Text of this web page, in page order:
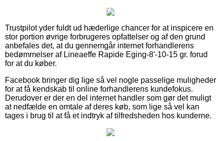
Trustpilot yder fuldt ud hæderlige chancer for at inspicere en
stor portion øvrige forbrugeres opfattelser og af den grund
anbefales det, at du gennemgår internet forhandlerens
bedømmelser af Lineaeffe Rapide Eging-8′-10-15 gr. forud
for at du køber.
Facebook bringer dig lige så vel nogle passelige muligheder
for at få kendskab til online forhandlerens kundefokus.
Derudover er der en del internet handler som gør det muligt
at nedfælde en omtale af deres køb, som lige så vel kan
tages i brug til at få et indtryk af tilfredsheden hos kunderne.